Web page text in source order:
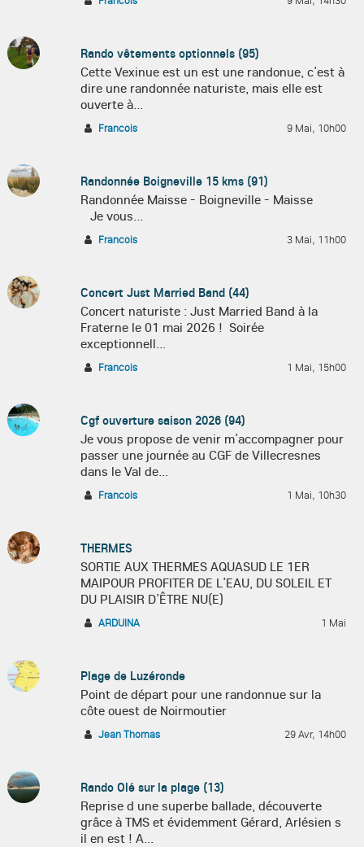
Rando vêtements optionnels (95)
Cette Vexinue est un est une randonue, c’est à
dire une randonnée naturiste, mais elle est
ouverte à...
Francois 9 Mai, 10h00
Randonnée Boigneville 15 kms (91)
Randonnée Maisse - Boigneville - Maisse
Je vous...
Francois 3 Mai, 11h00
Concert Just Married Band (44)
Concert naturiste : Just Married Band à la
Fraterne le 01 mai 2026 ! Soirée
exceptionnell...
Francois 1 Mai, 15h00
Cgf ouverture saison 2026 (94)
Je vous propose de venir m’accompagner pour
passer une journée au CGF de Villecresnes
dans le Val de...
Francois 1 Mai, 10h30
THERMES
SORTIE AUX THERMES AQUASUD LE 1ER
MAIPOUR PROFITER DE L’EAU, DU SOLEIL ET
DU PLAISIR D’ÊTRE NU(E)
ARDUINA 1 Mai
Plage de Luzéronde
Point de départ pour une randonnue sur la
côte ouest de Noirmoutier
Jean Thomas 29 Avr, 14h00
Rando Olé sur la plage (13)
Reprise d une superbe ballade, découverte
grâce à TMS et évidemment Gérard, Arlésien s
il en est ! A...